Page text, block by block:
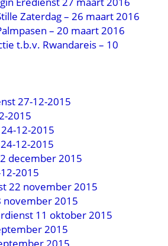
Zaterdag – 26 maart 2016
– 20 maart 2016
t.b.v. Rwandareis – 10
27-12-2015
2015
12-2015
12-2015
december 2015
2015
22 november 2015
november 2015
11 oktober 2015
2015